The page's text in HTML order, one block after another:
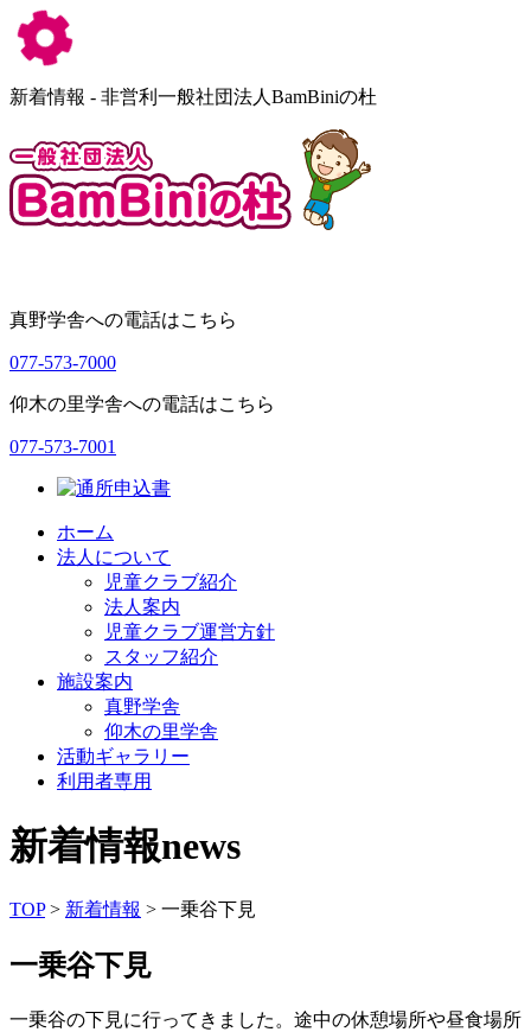
新着情報 - 非営利一般社団法人BamBiniの杜
真野学舎への電話はこちら
077-573-7000
仰木の里学舎への電話はこちら
077-573-7001
ホーム
法人について
児童クラブ紹介
法人案内
児童クラブ運営方針
スタッフ紹介
施設案内
真野学舎
仰木の里学舎
活動ギャラリー
利用者専用
新着情報news
TOP> 新着情報 > 一乗谷下見
一乗谷下見
一乗谷の下見に行ってきました。途中の休憩場所や昼食場所